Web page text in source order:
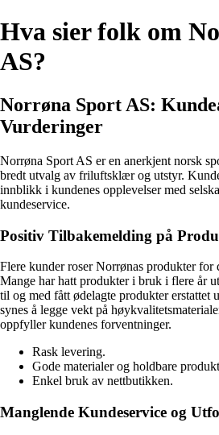
Hva sier folk om
AS?
Norrøna Sport AS:
Vurderinger
Norrøna Sport AS er en anerkjent norsk
bredt utvalg av friluftsklær og utstyr.
innblikk i kundenes opplevelser med
kundeservice.
Positiv Tilbakemelding på
Flere kunder roser Norrønas produkter for
Mange har hatt produkter i bruk i flere år
til og med fått ødelagte produkter erstattet
synes å legge vekt på
oppfyller kundenes forventninger.
Rask levering.
Gode materialer og holdbare
Enkel bruk av nettbutikken.
Manglende Kundeservice og